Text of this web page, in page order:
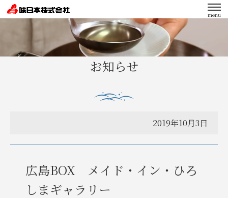
menu
お知らせ
2019年10月3日
広島BOX メイド・イン・ひろ
しまギャラリー